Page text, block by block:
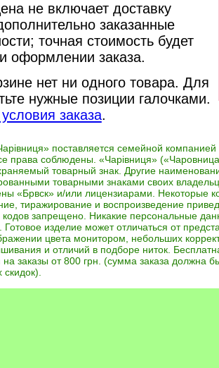
не включает доставку
заказанные
точная стоимость будет
оформлении заказа.
нет ни одного товара. Для
нужные позиции галочками.
заказа.
поставляется семейной компанией
права соблюдены. «Чарівниця»
товарный знак. Другие
товарными знаками своих
«Брвск» и/или лицензиарами. Некоторые
тиражирование и воспроизведение
кодов запрещено. Никакие персональные
Готовое изделие может отличаться от
цвета монитором, небольших
и отличий в подборе ниток.
на заказы от 800 грн. (сумма заказа должна